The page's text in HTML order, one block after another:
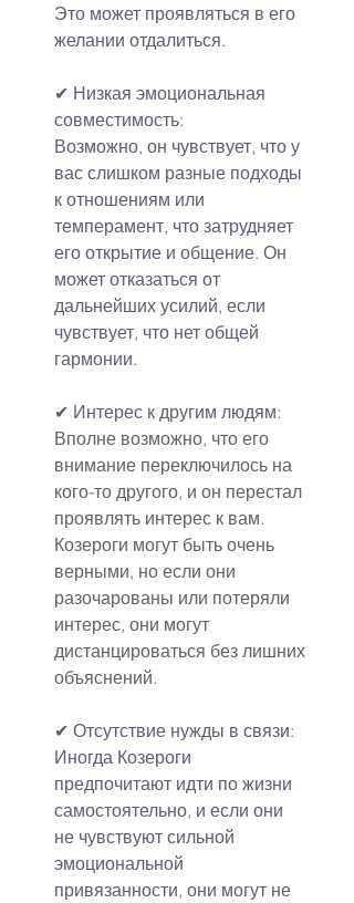
Это может проявляться в его
желании отдалиться.
✔ Низкая эмоциональная
совместимость:
Возможно, он чувствует, что у
вас слишком разные подходы
к отношениям или
темперамент, что затрудняет
его открытие и общение. Он
может отказаться от
дальнейших усилий, если
чувствует, что нет общей
гармонии.
✔ Интерес к другим людям:
Вполне возможно, что его
внимание переключилось на
кого-то другого, и он перестал
проявлять интерес к вам.
Козероги могут быть очень
верными, но если они
разочарованы или потеряли
интерес, они могут
дистанцироваться без лишних
объяснений.
✔ Отсутствие нужды в связи:
Иногда Козероги
предпочитают идти по жизни
самостоятельно, и если они
не чувствуют сильной
эмоциональной
привязанности, они могут не